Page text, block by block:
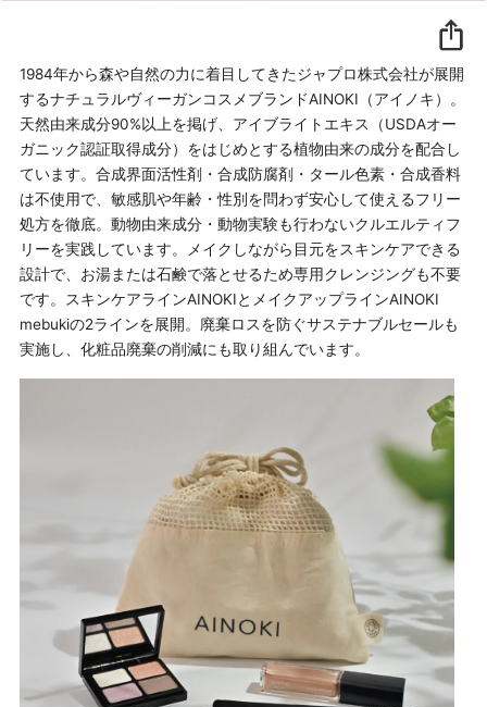
1984年から森や自然の力に着目してきたジャプロ株式会社が展開
するナチュラルヴィーガンコスメブランドAINOKI（アイノキ）。
天然由来成分90%以上を掲げ、アイブライトエキス（USDAオー
ガニック認証取得成分）をはじめとする植物由来の成分を配合し
ています。合成界面活性剤・合成防腐剤・タール色素・合成香料
は不使用で、敏感肌や年齢・性別を問わず安心して使えるフリー
処方を徹底。動物由来成分・動物実験も行わないクルエルティフ
リーを実践しています。メイクしながら目元をスキンケアできる
設計で、お湯または石鹸で落とせるため専用クレンジングも不要
です。スキンケアラインAINOKIとメイクアップラインAINOKI
mebukiの2ラインを展開。廃棄ロスを防ぐサステナブルセールも
実施し、化粧品廃棄の削減にも取り組んでいます。